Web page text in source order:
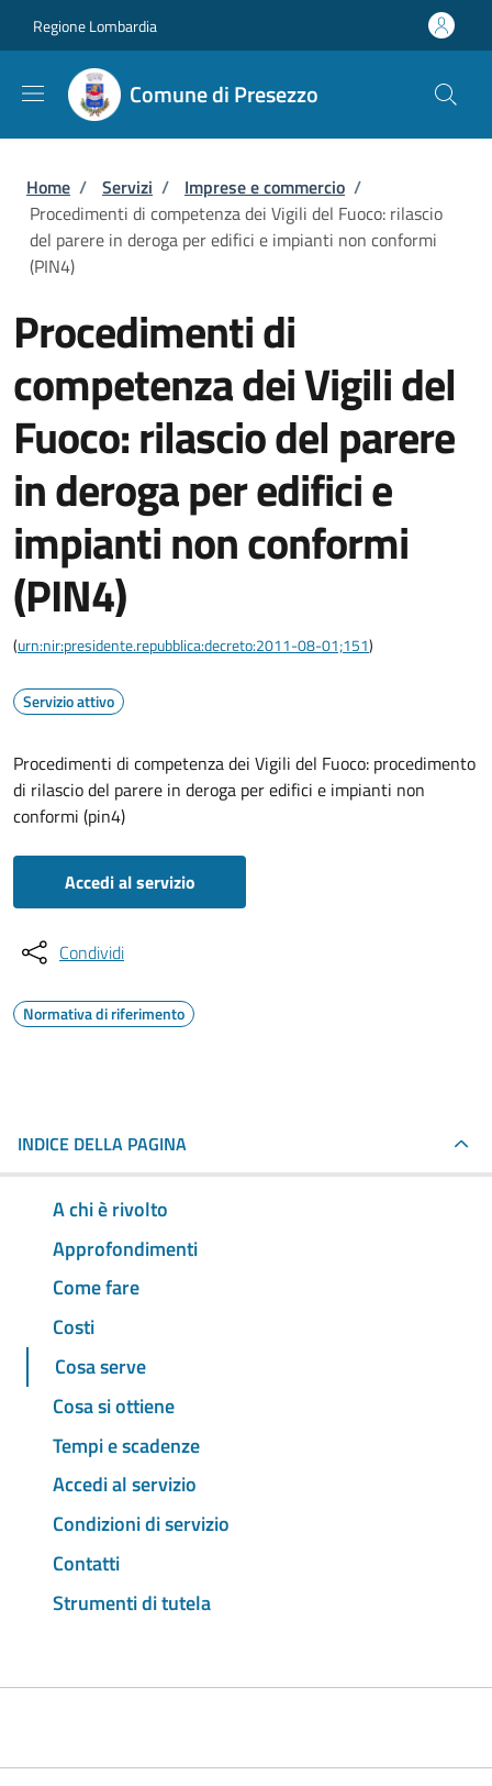
Regione Lombardia
Comune di Presezzo
Briciole di pane
Home / Servizi / Imprese e commercio /
Procedimenti di competenza dei Vigili del Fuoco: rilascio
del parere in deroga per edifici e impianti non conformi
(PIN4)
Procedimenti di
competenza dei Vigili del
Fuoco: rilascio del parere
in deroga per edifici e
impianti non conformi
(PIN4)
(urn:nir:presidente.repubblica:decreto:2011-08-01;151)
Servizio attivo
Procedimenti di competenza dei Vigili del Fuoco: procedimento
di rilascio del parere in deroga per edifici e impianti non
conformi (pin4)
Accedi al servizio
Condividi
Normativa di riferimento
INDICE DELLA PAGINA
A chi è rivolto
Approfondimenti
Come fare
Costi
Cosa serve
Cosa si ottiene
Tempi e scadenze
Accedi al servizio
Condizioni di servizio
Contatti
Strumenti di tutela